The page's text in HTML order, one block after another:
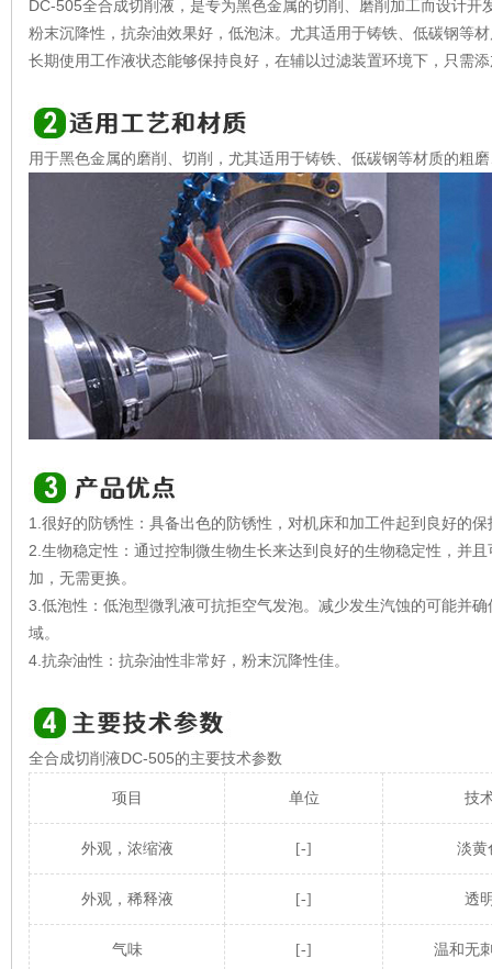
DC-505全合成切削液，是专为黑色金属的切削、磨削加工而设计
粉末沉降性，抗杂油效果好，低泡沫。尤其适用于铸铁、低碳钢等
长期使用工作液状态能够保持良好，在辅以过滤装置环境下，只需
用于黑色金属的磨削、切削，尤其适用于铸铁、低碳钢等材质的粗
1.很好的防锈性：具备出色的防锈性，对机床和加工件起到良好的保
2.生物稳定性：通过控制微生物生长来达到良好的生物稳定性，并
加，无需更换。
3.低泡性：低泡型微乳液可抗拒空气发泡。减少发生汽蚀的可能并
域。
4.抗杂油性：抗杂油性非常好，粉末沉降性佳。
全合成切削液DC-505的主要技术参数
项目 单位 技
外观， 浓缩液 [-] 淡黄
外观，稀释液 [-] 透
气味 [-] 温和无